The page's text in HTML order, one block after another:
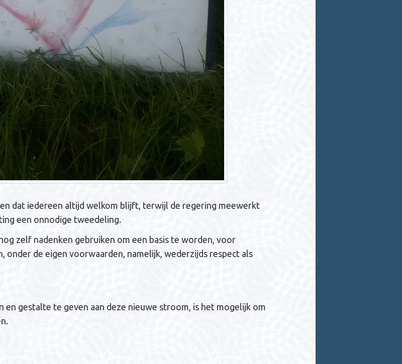
dat iedereen altijd welkom blijft, terwijl de regering meewerkt
een onnodige tweedeling.
zelf nadenken gebruiken om een basis te worden, voor
onder de eigen voorwaarden, namelijk, wederzijds respect als
en gestalte te geven aan deze nieuwe stroom, is het mogelijk om